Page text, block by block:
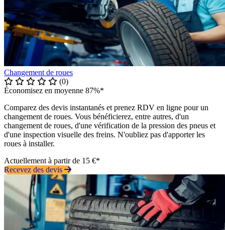
Changement de roues
(0)
Économisez en moyenne 87%*
Comparez des devis instantanés et prenez RDV en ligne pour un
changement de roues. Vous bénéficierez, entre autres, d'un
changement de roues, d'une vérification de la pression des pneus et
d'une inspection visuelle des freins. N'oubliez pas d'apporter les
roues à installer.
Actuellement à partir de 15 €*
Recevez des devis